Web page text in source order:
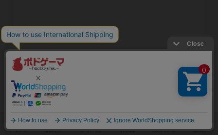
テインテッド・グレイル 完全日本語版の通販
200ページ超のシナリオで贈る協力型ダークファンタジ
ー。 師が成しえなかった無理難題に挑み、アヴァロン島
1～2営業日以内に発送 日本語ルール付き/日本語版